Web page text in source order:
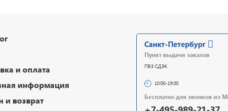
и оплата
информация
и возврат
Санкт-Петербург
Пункт выдачи заказов
ПВЗ СДЭК
10:00-19:00
Бесплатно для звонков из